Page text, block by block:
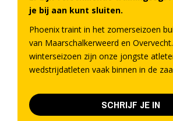
je bij aan kunt sluiten.
Phoenix traint in het zomerseizoen
van Maarschalkerweerd en
winterseizoen zijn onze jongste
wedstrijdatleten vaak binnen in de
SCHRIJF JE IN